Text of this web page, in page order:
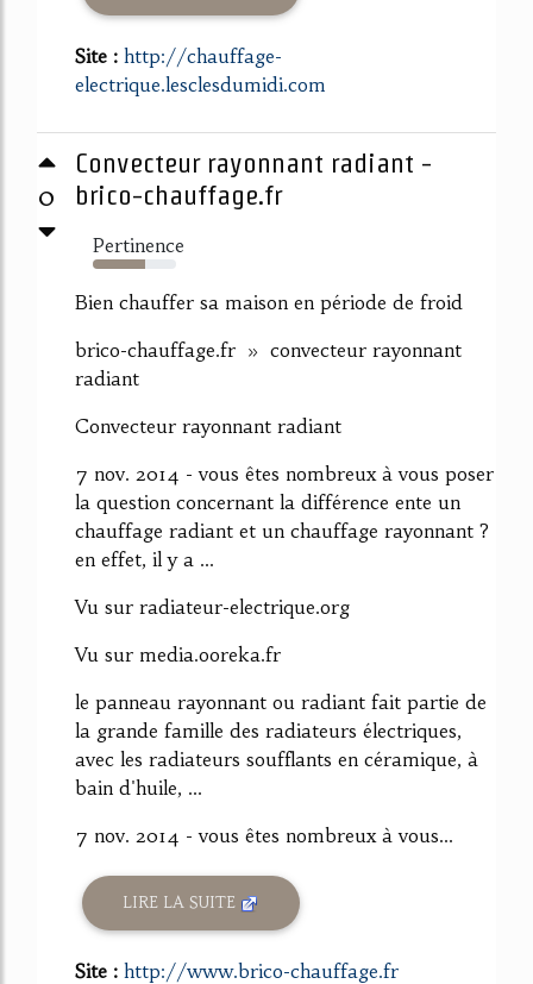
Site : http://chauffage-
electrique.lesclesdumidi.com
0
Convecteur rayonnant radiant -
brico-chauffage.fr
Pertinence
63%
Bien chauffer sa maison en période de froid
brico-chauffage.fr » convecteur rayonnant
radiant
Convecteur rayonnant radiant
7 nov. 2014 - vous êtes nombreux à vous poser
la question concernant la différence ente un
chauffage radiant et un chauffage rayonnant ?
en effet, il y a ...
Vu sur radiateur-electrique.org
Vu sur media.ooreka.fr
le panneau rayonnant ou radiant fait partie de
la grande famille des radiateurs électriques,
avec les radiateurs soufflants en céramique, à
bain d'huile, ...
7 nov. 2014 - vous êtes nombreux à vous...
LIRE LA SUITE
Site : http://www.brico-chauffage.fr